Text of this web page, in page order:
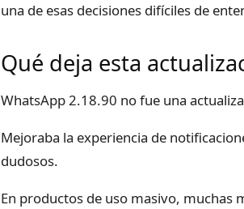
una de esas decisiones difíciles de
Qué deja esta
WhatsApp 2.18.90 no fue una
Mejoraba la experiencia de
dudosos.
En productos de uso masivo, muchas